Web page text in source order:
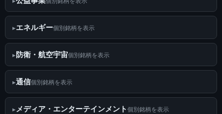
エネルギー個別銘柄を表示
防衛・航空宇宙個別銘柄を表示
通信個別銘柄を表示
メディア・エンターテインメント 個別銘柄を表示